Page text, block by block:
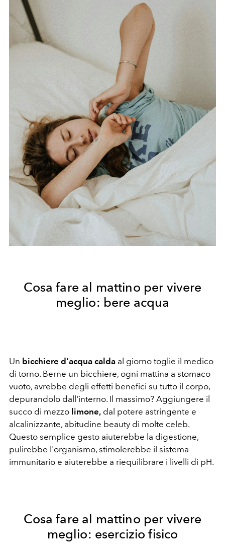
Cosa fare al mattino per vivere
meglio: bere acqua
Un bicchiere d'acqua calda al giorno toglie il medico
di torno. Berne un bicchiere, ogni mattina a stomaco
vuoto, avrebbe degli effetti benefici su tutto il corpo,
depurandolo dall'interno. Il massimo? Aggiungere il
succo di mezzo limone, dal potere astringente e
alcalinizzante, abitudine beauty di molte celeb.
Questo semplice gesto aiuterebbe la digestione,
pulirebbe l'organismo, stimolerebbe il sistema
immunitario e aiuterebbe a riequilibrare i livelli di pH.
Cosa fare al mattino per vivere
meglio: esercizio fisico